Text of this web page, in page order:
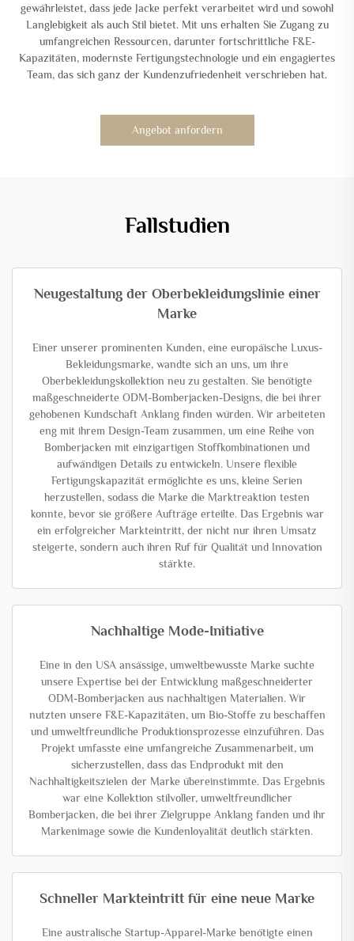
gewährleistet, dass jede Jacke perfekt verarbeitet wird und sowohl
Langlebigkeit als auch Stil bietet. Mit uns erhalten Sie Zugang zu
umfangreichen Ressourcen, darunter fortschrittliche F&E-
Kapazitäten, modernste Fertigungstechnologie und ein engagiertes
Team, das sich ganz der Kundenzufriedenheit verschrieben hat.
Angebot anfordern
Fallstudien
Neugestaltung der Oberbekleidungslinie einer
Marke
Einer unserer prominenten Kunden, eine europäische Luxus-
Bekleidungsmarke, wandte sich an uns, um ihre
Oberbekleidungskollektion neu zu gestalten. Sie benötigte
maßgeschneiderte ODM-Bomberjacken-Designs, die bei ihrer
gehobenen Kundschaft Anklang finden würden. Wir arbeiteten
eng mit ihrem Design-Team zusammen, um eine Reihe von
Bomberjacken mit einzigartigen Stoffkombinationen und
aufwändigen Details zu entwickeln. Unsere flexible
Fertigungskapazität ermöglichte es uns, kleine Serien
herzustellen, sodass die Marke die Marktreaktion testen
konnte, bevor sie größere Aufträge erteilte. Das Ergebnis war
ein erfolgreicher Markteintritt, der nicht nur ihren Umsatz
steigerte, sondern auch ihren Ruf für Qualität und Innovation
stärkte.
Nachhaltige Mode-Initiative
Eine in den USA ansässige, umweltbewusste Marke suchte
unsere Expertise bei der Entwicklung maßgeschneiderter
ODM-Bomberjacken aus nachhaltigen Materialien. Wir
nutzten unsere F&E-Kapazitäten, um Bio-Stoffe zu beschaffen
und umweltfreundliche Produktionsprozesse einzuführen. Das
Projekt umfasste eine umfangreiche Zusammenarbeit, um
sicherzustellen, dass das Endprodukt mit den
Nachhaltigkeitszielen der Marke übereinstimmte. Das Ergebnis
war eine Kollektion stilvoller, umweltfreundlicher
Bomberjacken, die bei ihrer Zielgruppe Anklang fanden und ihr
Markenimage sowie die Kundenloyalität deutlich stärkten.
Schneller Markteintritt für eine neue Marke
Eine australische Startup-Apparel-Marke benötigte einen